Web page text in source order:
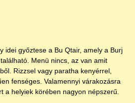
idei győztese a Bu Qtair, amely a Burj
Menü nincs, az van amit
Rizzsel vagy paratha kenyérrel,
fenséges. Valamennyi várakozásra
a helyiek körében nagyon népszerű.